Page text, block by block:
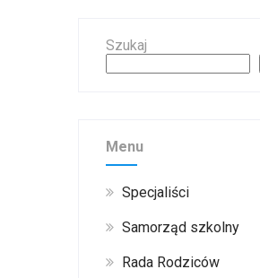
Szukaj
Menu
Specjaliści
Samorząd szkolny
Rada Rodziców